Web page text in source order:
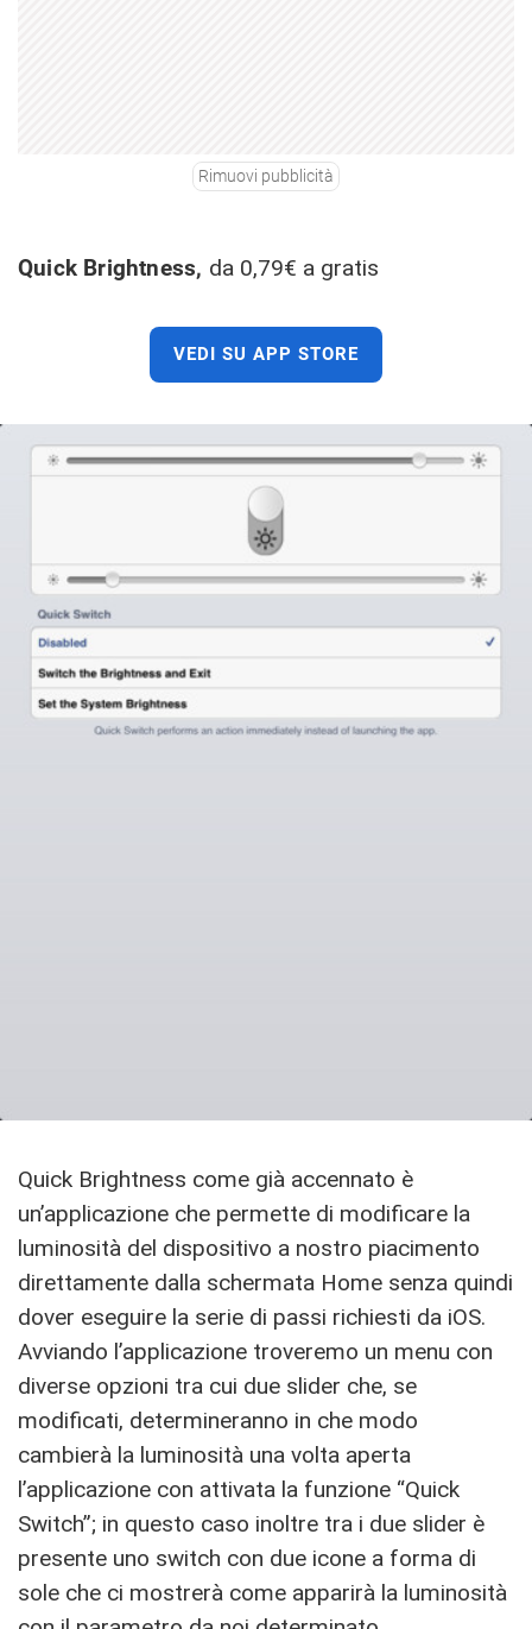
Rimuovi pubblicità
Quick Brightness, da 0,79€ a gratis
VEDI SU APP STORE
Quick Brightness come già accennato è
un’applicazione che permette di modificare la
luminosità del dispositivo a nostro piacimento
direttamente dalla schermata Home senza quindi
dover eseguire la serie di passi richiesti da iOS.
Avviando l’applicazione troveremo un menu con
diverse opzioni tra cui due slider che, se
modificati, determineranno in che modo
cambierà la luminosità una volta aperta
l’applicazione con attivata la funzione “Quick
Switch”; in questo caso inoltre tra i due slider è
presente uno switch con due icone a forma di
sole che ci mostrerà come apparirà la luminosità